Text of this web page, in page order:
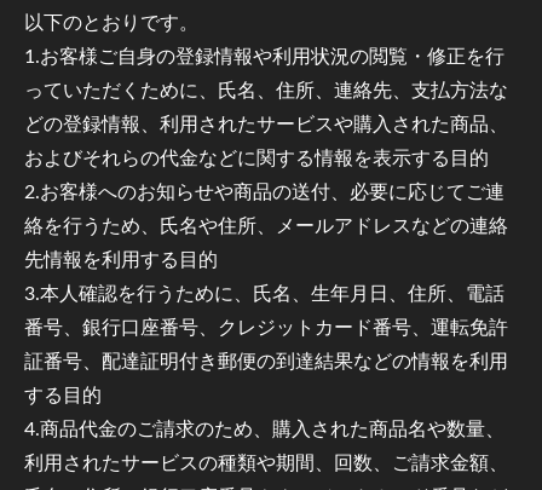
以下のとおりです。
1.お客様ご自身の登録情報や利用状況の閲覧・修正を行
っていただくために、氏名、住所、連絡先、支払方法な
どの登録情報、利用されたサービスや購入された商品、
およびそれらの代金などに関する情報を表示する目的
2.お客様へのお知らせや商品の送付、必要に応じてご連
絡を行うため、氏名や住所、メールアドレスなどの連絡
先情報を利用する目的
3.本人確認を行うために、氏名、生年月日、住所、電話
番号、銀行口座番号、クレジットカード番号、運転免許
証番号、配達証明付き郵便の到達結果などの情報を利用
する目的
4.商品代金のご請求のため、購入された商品名や数量、
利用されたサービスの種類や期間、回数、ご請求金額、